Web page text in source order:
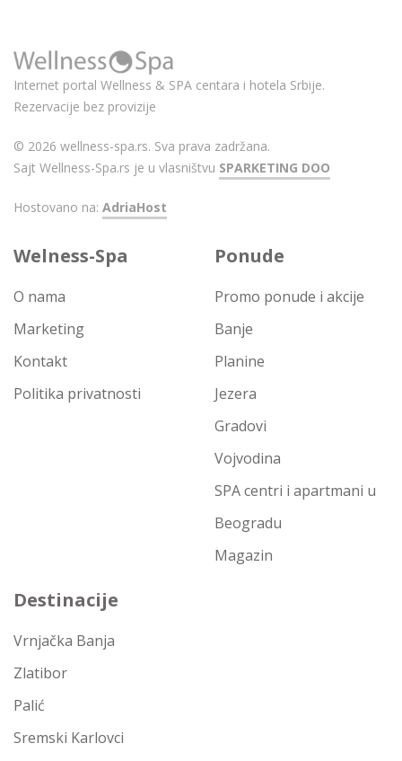
Internet portal Wellness & SPA centara i hotela Srbije.
Rezervacije bez provizije
© 2026 wellness-spa.rs. Sva prava zadržana.
Sajt Wellness-Spa.rs je u vlasništvu SPARKETING DOO
Hostovano na: AdriaHost
Welness-Spa
O nama
Marketing
Kontakt
Politika privatnosti
Ponude
Promo ponude i akcije
Banje
Planine
Jezera
Gradovi
Vojvodina
SPA centri i apartmani u
Beogradu
Magazin
Destinacije
Vrnjačka Banja
Zlatibor
Palić
Sremski Karlovci